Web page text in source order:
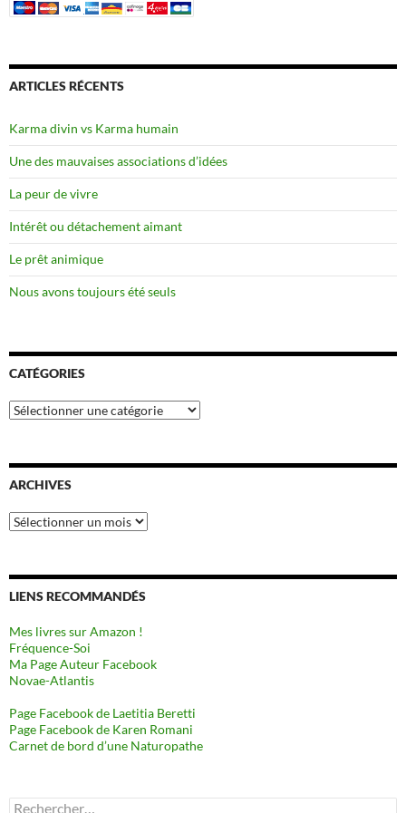
ARTICLES RÉCENTS
Karma divin vs Karma humain
Une des mauvaises associations d’idées
La peur de vivre
Intérêt ou détachement aimant
Le prêt animique
Nous avons toujours été seuls
CATÉGORIES
Catégories
ARCHIVES
Archives
LIENS RECOMMANDÉS
Mes livres sur Amazon !
Fréquence-Soi
Ma Page Auteur Facebook
Novae-Atlantis
Page Facebook de Laetitia Beretti
Page Facebook de Karen Romani
Carnet de bord d’une Naturopathe
Rechercher :